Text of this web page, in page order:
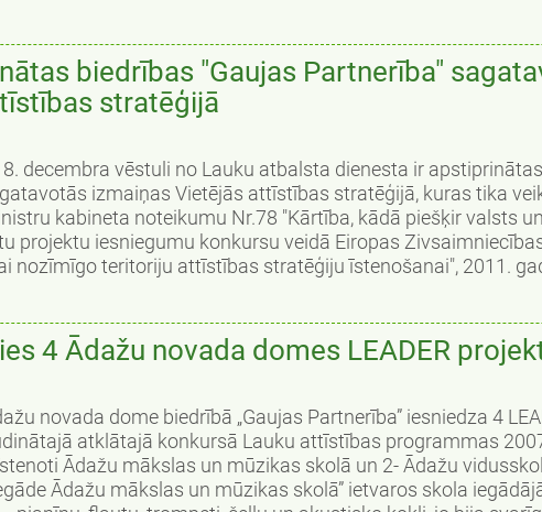
biedrības "Gaujas Partnerība"
stratēģijā
decembra vēstuli no Lauku atbalsta dienesta ir
izmaiņas Vietējās attīstības stratēģijā, kuras tika
kabineta noteikumu Nr.78 "Kārtība, kādā piešķir valsts
projektu iesniegumu konkursu veidā Eiropas
nozīmīgo teritoriju attīstības stratēģiju īstenošanai", 2011.
4 Ādažu novada domes LEADER
novada dome biedrībā „Gaujas Partnerība” iesniedza 4
atklātajā konkursā Lauku attīstības programmas
Ādažu mākslas un mūzikas skolā un 2- Ādažu
Ādažu mākslas un mūzikas skolā” ietvaros skola